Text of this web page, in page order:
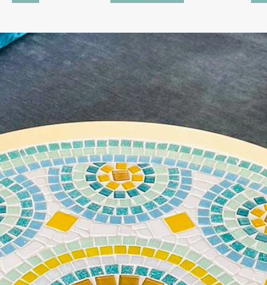
DÁVÁME SI PAUZU!
Od . srpnasi budeme
užívat zasloužené dovolené.
Náš internetový obchod zůstává otevřený jako
obvykle, takže si můžete i v tomto období bezpečně
objednat.
Od8. srpnase s velkým potěšením vracíme do práce.
Všechny objednávky budou poté zpracovány a
odeslányv pořadí, v jakém byly přijaty.
Od tohoto okamžiku budeme také co nejrychleji
odpovídat na e-maily.
Předem děkujeme za pochopení. Přejeme vám